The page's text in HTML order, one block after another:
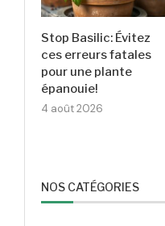
Stop Basilic: Évitez
ces erreurs fatales
pour une plante
épanouie!
4 août 2026
NOS CATÉGORIES